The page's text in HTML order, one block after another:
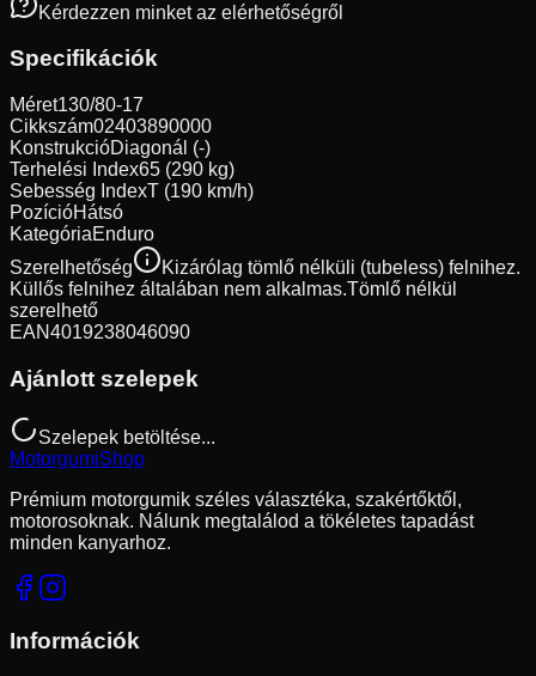
Kérdezzen minket az elérhetőségről
Specifikációk
Méret130/80-17
Cikkszám02403890000
KonstrukcióDiagonál (-)
Terhelési Index65 (290 kg)
Sebesség IndexT (190 km/h)
PozícióHátsó
KategóriaEnduro
Szerelhetőség
Kizárólag tömlő nélküli (tubeless) felnihez.
Küllős felnihez általában nem alkalmas.Tömlő nélkül
szerelhető
EAN4019238046090
Ajánlott szelepek
Szelepek betöltése...
MotorgumiShop
Prémium motorgumik széles választéka, szakértőktől,
motorosoknak. Nálunk megtalálod a tökéletes tapadást
minden kanyarhoz.
Információk